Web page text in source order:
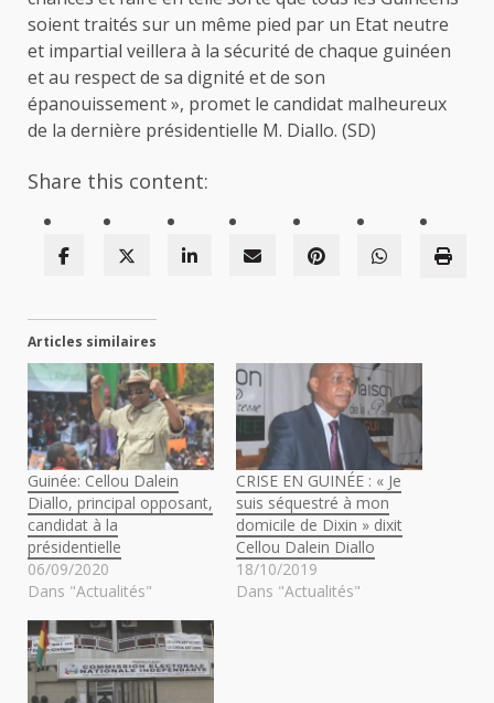
soient traités sur un même pied par un Etat neutre
et impartial veillera à la sécurité de chaque guinéen
et au respect de sa dignité et de son
épanouissement », promet le candidat malheureux
de la dernière présidentielle M. Diallo. (SD)
Share this content:
Articles similaires
Guinée: Cellou Dalein
Diallo, principal opposant,
candidat à la
présidentielle
06/09/2020
Dans "Actualités"
CRISE EN GUINÉE : « Je
suis séquestré à mon
domicile de Dixin » dixit
Cellou Dalein Diallo
18/10/2019
Dans "Actualités"